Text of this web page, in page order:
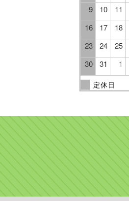
9
10 11
16
17 18
23
24 25
30
31 1
定休日